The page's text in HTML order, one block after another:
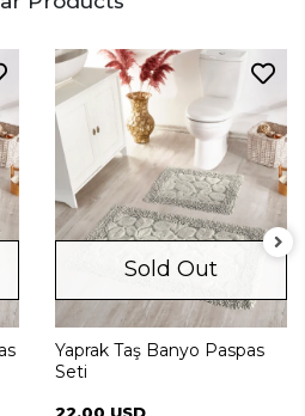
Sold Out
Yaprak Taş Banyo Paspas
Seti